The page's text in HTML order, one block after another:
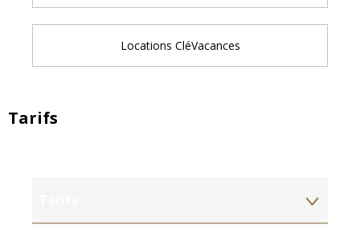
Locations CléVacances
Tarifs